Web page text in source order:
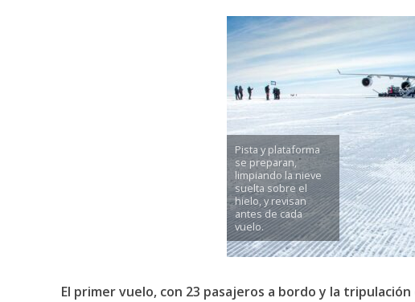
Pista y plataforma
se preparan,
limpiando la nieve
suelta sobre el
hielo, y revisan
antes de cada
vuelo.
El primer vuelo, con 23 pasajeros a bordo y la